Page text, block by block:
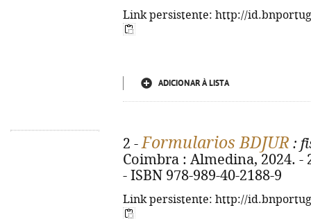
Link persistente: http://
ADICIONAR À LISTA
2 -Formularios BDJUR :
Coimbra : Almedina, 2024. -
- ISBN 978-989-40-2188-9
Link persistente: http://